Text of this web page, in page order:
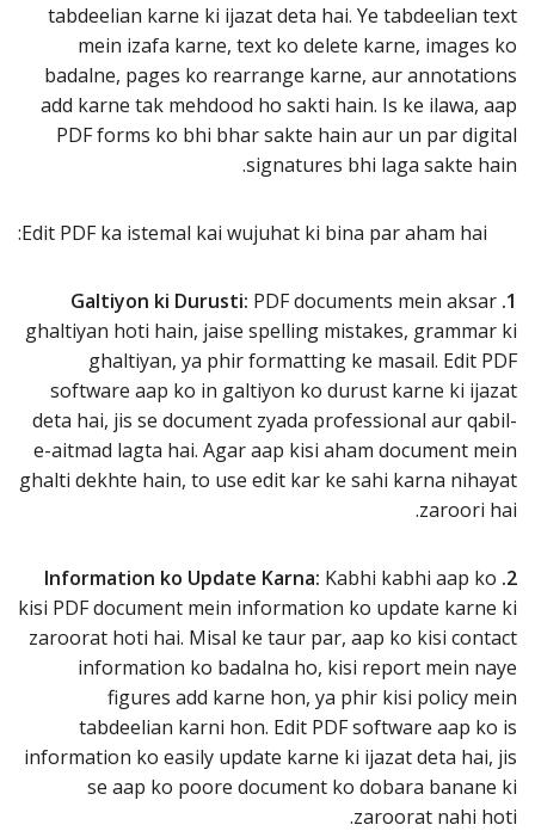
tabdeelian karne ki ijazat deta hai. Ye tabdeelian text
mein izafa karne, text ko delete karne, images ko
badalne, pages ko rearrange karne, aur annotations
add karne tak mehdood ho sakti hain. Is ke ilawa, aap
PDF forms ko bhi bhar sakte hain aur un par digital
signatures bhi laga sakte hain.
Edit PDF ka istemal kai wujuhat ki bina par aham hai:
1. Galtiyon ki Durusti:
PDF documents mein aksar
ghaltiyan hoti hain, jaise spelling mistakes, grammar ki
ghaltiyan, ya phir formatting ke masail. Edit PDF
software aap ko in galtiyon ko durust karne ki ijazat
deta hai, jis se document zyada professional aur qabil-
e-aitmad lagta hai. Agar aap kisi aham document mein
ghalti dekhte hain, to use edit kar ke sahi karna nihayat
zaroori hai.
2. Information ko Update Karna:
Kabhi kabhi aap ko
kisi PDF document mein information ko update karne ki
zaroorat hoti hai. Misal ke taur par, aap ko kisi contact
information ko badalna ho, kisi report mein naye
figures add karne hon, ya phir kisi policy mein
tabdeelian karni hon. Edit PDF software aap ko is
information ko easily update karne ki ijazat deta hai, jis
se aap ko poore document ko dobara banane ki
zaroorat nahi hoti.